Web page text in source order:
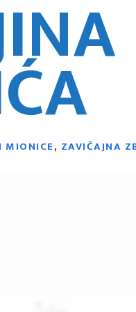
MIONICE, ZAVIČAJNA